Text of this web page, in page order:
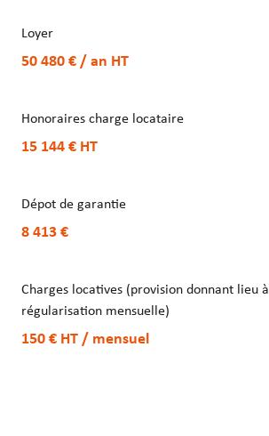
Loyer
50 480 € / an HT
Honoraires charge locataire
15 144 € HT
Dépot de garantie
8 413 €
Charges locatives (provision donnant lieu à
régularisation mensuelle)
150 € HT / mensuel